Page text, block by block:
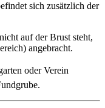
sich zusätzlich der
auf der Brust steht,
angebracht.
oder Verein